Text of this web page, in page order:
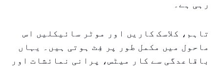
رہی ہے۔
تاہم، کلاسک کاریں اور موٹر سائیکلیں اس
ماحول میں مکمل طور پر فِٹ ہوتی ہیں۔ یہاں
باقاعدگی سے کار میٹس، پرانی نمائشات اور